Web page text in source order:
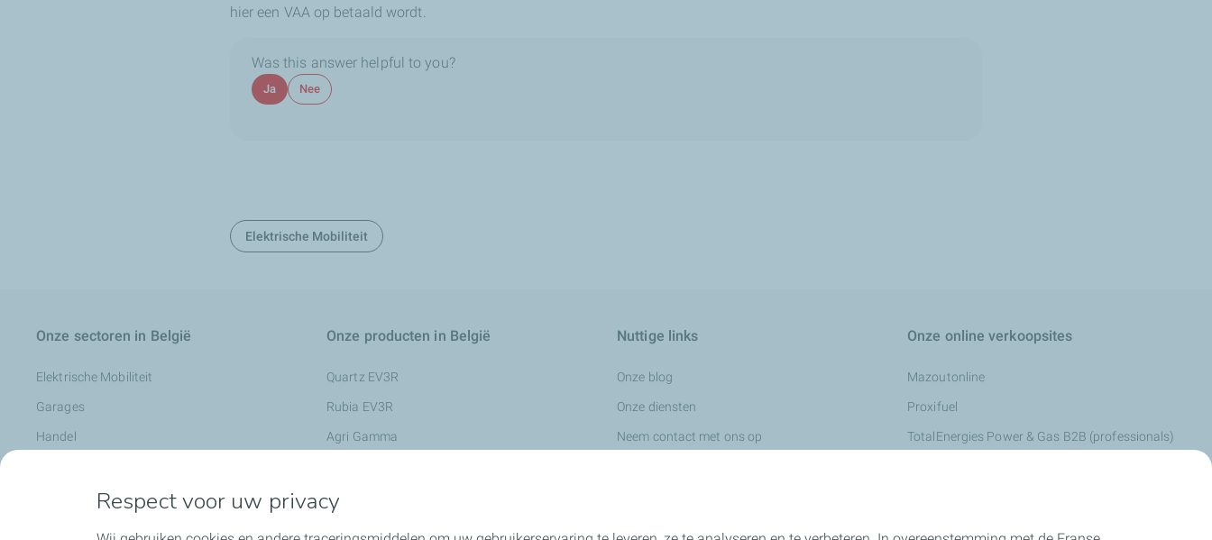
hier een VAA op betaald wordt.
Was this answer helpful to you?
Ja Nee
Elektrische Mobiliteit
Onze sectoren in België
Elektrische Mobiliteit
Garages
Handel
Onze producten in België
Quartz EV3R
Rubia EV3R
Agri Gamma
Nevastane
Nuttige links
Onze blog
Onze diensten
Neem contact met ons op
Onze online verkoopsites
Mazoutonline
Proxifuel
TotalEnergies Power & Gas B2B (professionals)
Respect voor uw privacy